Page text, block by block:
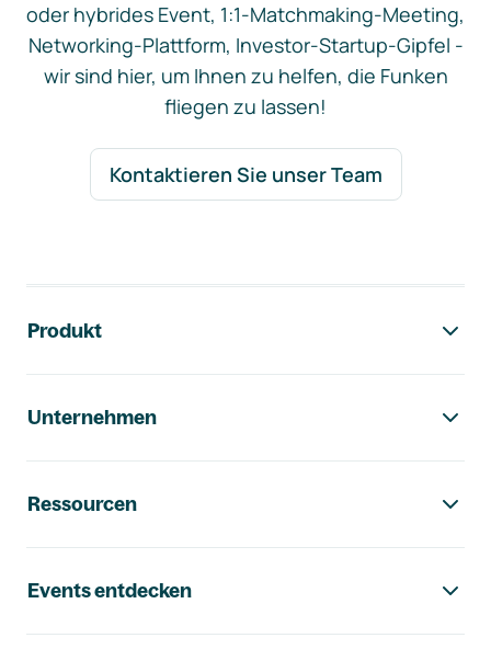
oder hybrides Event, 1:1-Matchmaking-Meeting,
Networking-Plattform, Investor-Startup-Gipfel -
wir sind hier, um Ihnen zu helfen, die Funken
fliegen zu lassen!
Kontaktieren Sie unser Team
Produkt
Unternehmen
Ressourcen
Events entdecken